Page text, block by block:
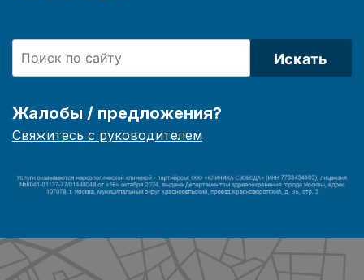
Искать
Жалобы / предложения?
Свяжитесь с руководителем